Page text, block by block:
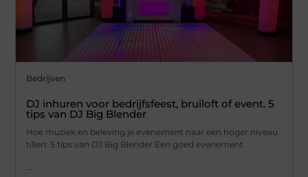
Bedrijven
DJ inhuren voor bedrijfsfeest, bruiloft of event. 5
tips van DJ Big Blender
Hoe muziek en beleving je evenement naar een hoger niveau
tillen: 5 tips van DJ Big Blender Een goed evenement